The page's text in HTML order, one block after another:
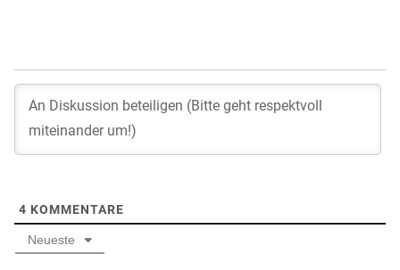
4 KOMMENTARE
Neueste